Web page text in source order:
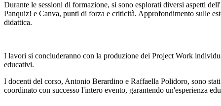
Durante le sessioni di formazione, si sono esplorati diversi aspetti
Panquiz! e Canva, punti di forza e criticità. Approfondimento sulle
didattica.
I lavori si concluderanno con la produzione dei Project Work
educativi.
I docenti del corso, Antonio Berardino e Raffaella Polidoro, sono
coordinato con successo l'intero evento, garantendo un'esperienza